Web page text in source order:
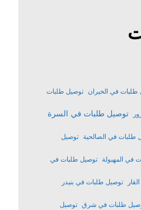
طلبات في الخيران توصيل طلبات
توصيل طلبات في السرة
طلبات في الصالحية توصيل
في المهبولة توصيل طلبات في
توصيل طلبات في بنيدر
طلبات في شرق توصيل